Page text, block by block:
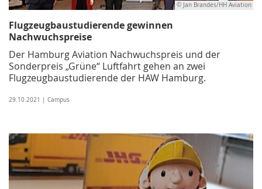
© Jan Brandes/HH Aviation
Flugzeugbaustudierende gewinnen
Nachwuchspreise
Der Hamburg Aviation Nachwuchspreis und der
Sonderpreis „Grüne“ Luftfahrt gehen an zwei
Flugzeugbaustudierende der HAW Hamburg.
29.10.2021 | Campus